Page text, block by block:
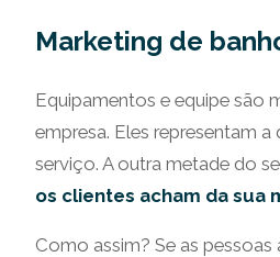
Marketing de
Equipamentos e equipe são
empresa. Eles representam a
serviço. A outra metade do
os clientes acham da sua
Como assim? Se as pessoas